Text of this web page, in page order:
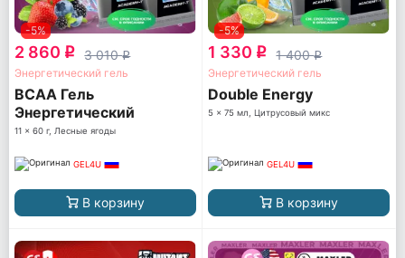
-5%
2 860 q 3 010q
Энергетический гель
BCAA Гель
Энергетический
11 x 60 г, Лесные ягоды
GEL4U
В корзину
-5%
1 330 q 1 400q
Энергетический гель
Double Energy
5 x 75 мл, Цитрусовый микс
GEL4U
В корзину